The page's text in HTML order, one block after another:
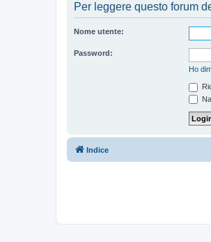
Per leggere questo forum
Nome utente:
Password:
Ho
Indice